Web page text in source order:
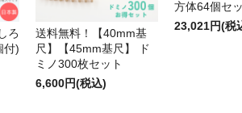
ろ
付)
送料無料！【40mm基
尺】【45mm基尺】 ド
ミノ300枚セット
6,600円(税込)
方体64個セ
23,021円(税